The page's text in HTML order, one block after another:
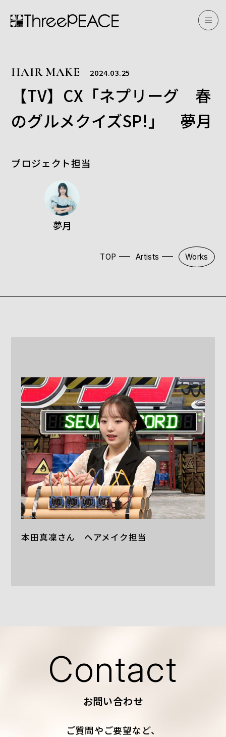
HAIR MAKE 2024.03.25
【TV】CX「ネプリーグ 春
のグルメクイズSP!」 夢月
プロジェクト担当
夢月
TOP Artists Works
本田真凜さん ヘアメイク担当
Contact
お問い合わせ
ご質問やご要望など、